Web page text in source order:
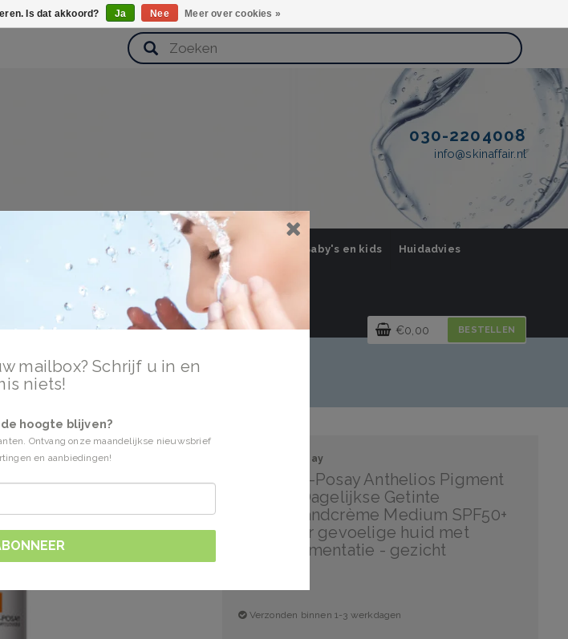
030-2204008
info@skinaffair.nl
Lichaamsverzorging Huidverzorging Mannen Baby's en kids Huidadvies
€0,00 BESTELLEN
La Roche-Posay
La Roche-Posay Anthelios Pigment
Correct Dagelijkse Getinte
Zonnebrandcrème Medium SPF50+
50ml voor gevoelige huid met
hyperpigmentatie - gezicht
Verzonden binnen 1-3 werkdagen
mailbox? Schrijf u in en
niets!
hoogte blijven?
Ontvang onze maandelijkse nieuwsbrief
en aanbiedingen!
Is dat akkoord? Ja Nee Meer over cookies »